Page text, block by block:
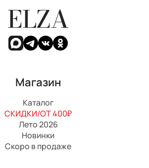
ELZA
Магазин
Каталог
СКИДКИ/ОТ 400₽
Лето 2026
Новинки
Скоро в продаже